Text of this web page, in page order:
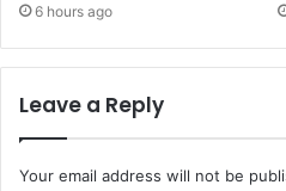
6 hours ago
Leave a Reply
Your email address will not be